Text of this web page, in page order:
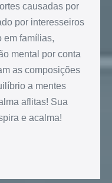
causadas por
por interesseiros
em famílias,
mental por conta
as composições
a mentes
aflitas! Sua
e acalma!